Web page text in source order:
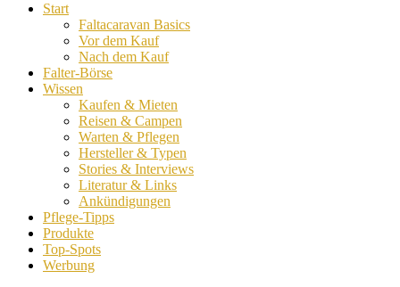
Start
Faltacaravan Basics
Vor dem Kauf
Nach dem Kauf
Falter-Börse
Wissen
Kaufen & Mieten
Reisen & Campen
Warten & Pflegen
Hersteller & Typen
Stories & Interviews
Literatur & Links
Ankündigungen
Pflege-Tipps
Produkte
Top-Spots
Werbung